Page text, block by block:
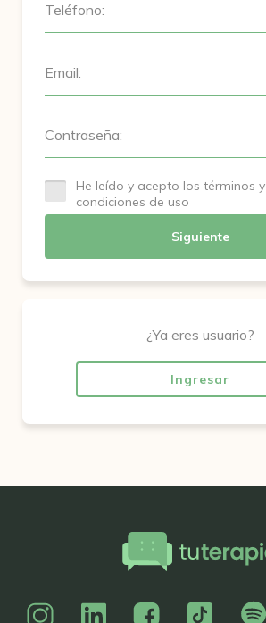
Teléfono:
Email:
Contraseña:
He leído y acepto los términos y
condiciones de uso
Siguiente
¿Ya eres usuario?
Ingresar